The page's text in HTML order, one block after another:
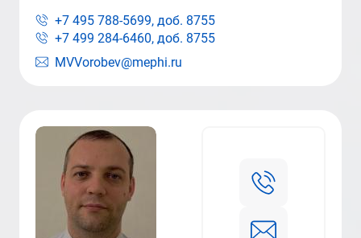
MVVorobev@mephi.ru
+7 495 788-5699, доб. 8755
+7 499 284-6460, доб. 8755